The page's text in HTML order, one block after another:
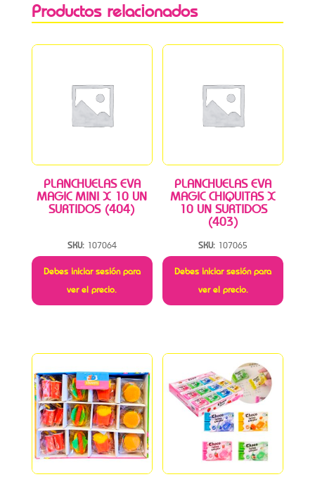
Productos relacionados
PLANCHUELAS EVA
MAGIC MINI X 10 UN
SURTIDOS (404)
SKU: 107064
Debes iniciar sesión para
ver el precio.
PLANCHUELAS EVA
MAGIC CHIQUITAS X
10 UN SURTIDOS
(403)
SKU: 107065
Debes iniciar sesión para
ver el precio.